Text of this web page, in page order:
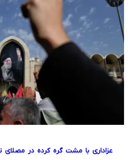
عزاداری با مشت گره کرده در مصلای